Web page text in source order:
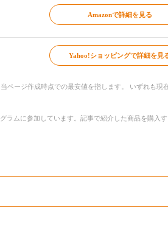
Amazonで詳細を見る
Yahoo!ショッピングで詳細を見
ージ作成時点での最安値を指します。 いずれも現
ラムに参加しています。記事で紹介した商品を購入